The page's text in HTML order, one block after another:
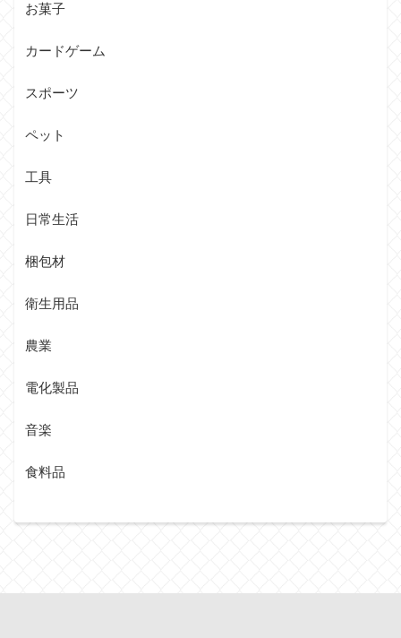
お菓子
カードゲーム
スポーツ
ペット
工具
日常生活
梱包材
衛生用品
農業
電化製品
音楽
食料品